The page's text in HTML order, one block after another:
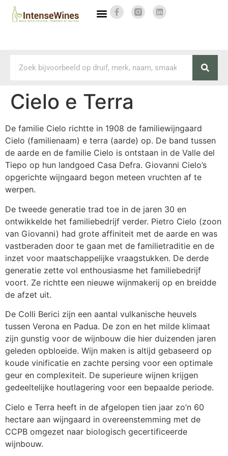
Cielo e Terra
De familie Cielo richtte in 1908 de familiewijngaard
Cielo (familienaam) e terra (aarde) op. De band tussen
de aarde en de familie Cielo is ontstaan in de Valle del
Tiepo op hun landgoed Casa Defra. Giovanni Cielo’s
opgerichte wijngaard begon meteen vruchten af te
werpen.
De tweede generatie trad toe in de jaren 30 en
ontwikkelde het familiebedrijf verder. Pietro Cielo (zoon
van Giovanni) had grote affiniteit met de aarde en was
vastberaden door te gaan met de familietraditie en de
inzet voor maatschappelijke vraagstukken. De derde
generatie zette vol enthousiasme het familiebedrijf
voort. Ze richtte een nieuwe wijnmakerij op en breidde
de afzet uit.
De Colli Berici zijn een aantal vulkanische heuvels
tussen Verona en Padua. De zon en het milde klimaat
zijn gunstig voor de wijnbouw die hier duizenden jaren
geleden opbloeide. Wijn maken is altijd gebaseerd op
koude vinificatie en zachte persing voor een optimale
geur en complexiteit. De superieure wijnen krijgen
gedeeltelijke houtlagering voor een bepaalde periode.
Cielo e Terra heeft in de afgelopen tien jaar zo’n 60
hectare aan wijngaard in overeenstemming met de
CCPB omgezet naar biologisch gecertificeerde
wijnbouw.